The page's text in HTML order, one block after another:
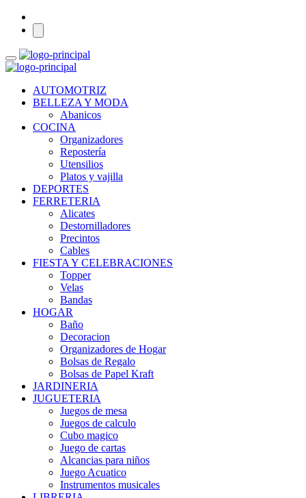
AUTOMOTRIZ
BELLEZA Y MODA
Abanicos
COCINA
Organizadores
Repostería
Utensilios
Platos y vajilla
DEPORTES
FERRETERIA
Alicates
Destornilladores
Precintos
Cables
FIESTA Y CELEBRACIONES
Topper
Velas
Bandas
HOGAR
Baño
Decoracion
Organizadores de Hogar
Bolsas de Regalo
Bolsas de Papel Kraft
JARDINERIA
JUGUETERIA
Juegos de mesa
Juegos de calculo
Cubo magico
Juego de cartas
Alcancias para niños
Juego Acuatico
Instrumentos musicales